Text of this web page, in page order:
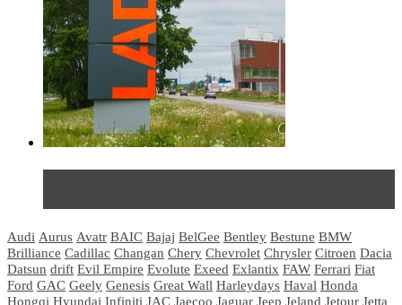
Audi Aurus Avatr BAIC Bajaj BelGee Bentley Bestune BMW
Brilliance Cadillac Changan Chery Chevrolet Chrysler Citroen Dacia
Datsun drift Evil Empire Evolute Exeed Exlantix FAW Ferrari Fiat
Ford GAC Geely Genesis Great Wall Harleydays Haval Honda
Hongqi Hyundai Infiniti JAC Jaecoo Jaguar Jeep Jeland Jetour Jetta